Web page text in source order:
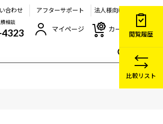
合わせ アフターサポート 法人様向け
相談
マイページ カート
閲覧履歴
比較リスト